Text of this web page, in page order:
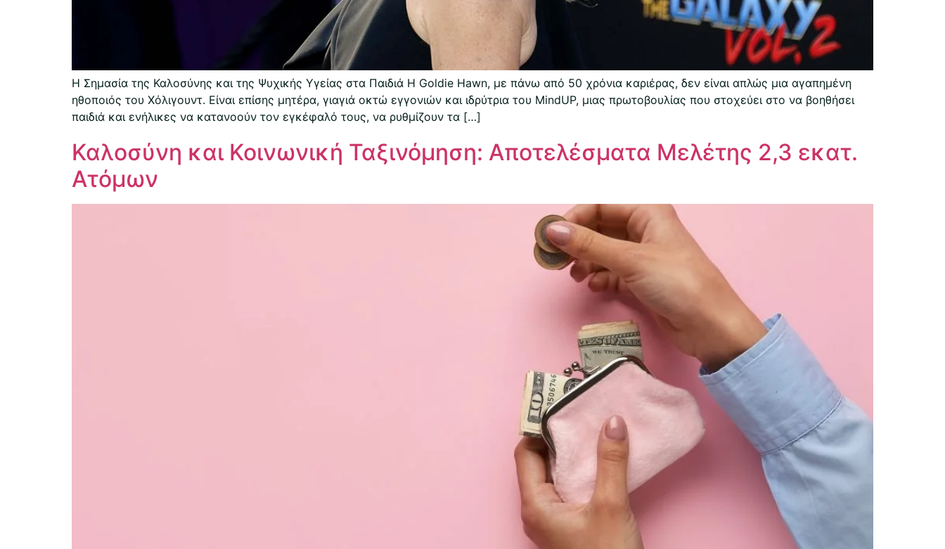
Η Σημασία της Καλοσύνης και της Ψυχικής Υγείας στα Παιδιά Η Goldie Hawn, με πάνω από 50 χρόνια καριέρας, δεν είναι απλώς μια αγαπημένη
ηθοποιός του Χόλιγουντ. Είναι επίσης μητέρα, γιαγιά οκτώ εγγονιών και ιδρύτρια του MindUP, μιας πρωτοβουλίας που στοχεύει στο να βοηθήσει
παιδιά και ενήλικες να κατανοούν τον εγκέφαλό τους, να ρυθμίζουν τα […]
Καλοσύνη και Κοινωνική Ταξινόμηση: Αποτελέσματα Μελέτης 2,3 εκατ.
Ατόμων